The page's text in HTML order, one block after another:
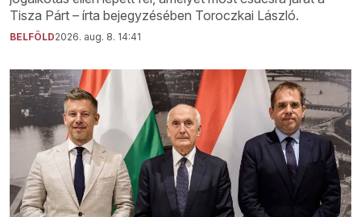
Tisza Párt – írta bejegyzésében Toroczkai László.
BELFÖLD2026. aug. 8. 14:41